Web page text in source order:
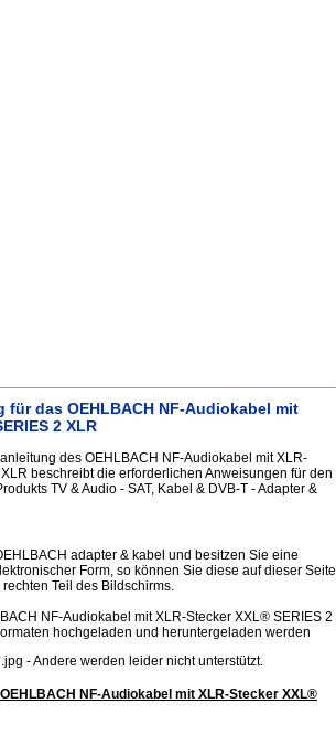
für das OEHLBACH NF-Audiokabel mit
2 XLR
des OEHLBACH NF-Audiokabel mit XLR-
beschreibt die erforderlichen Anweisungen für den
TV & Audio - SAT, Kabel & DVB-T - Adapter &
adapter & kabel und besitzen Sie eine
Form, so können Sie diese auf dieser Seite
Teil des Bildschirms.
NF-Audiokabel mit XLR-Stecker XXL® SERIES 2
hochgeladen und heruntergeladen werden
- Andere werden leider nicht unterstützt.
NF-Audiokabel mit XLR-Stecker XXL®